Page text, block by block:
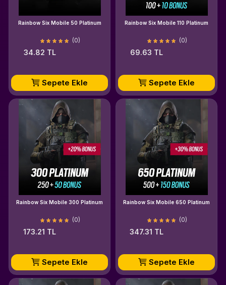
Rainbow Six Mobile 50 Platinum
(0)
34.82 TL
Sepete Ekle
Rainbow Six Mobile 110 Platinum
(0)
69.63 TL
Sepete Ekle
Rainbow Six Mobile 300 Platinum
(0)
173.21 TL
Sepete Ekle
Rainbow Six Mobile 650 Platinum
(0)
347.31 TL
Sepete Ekle